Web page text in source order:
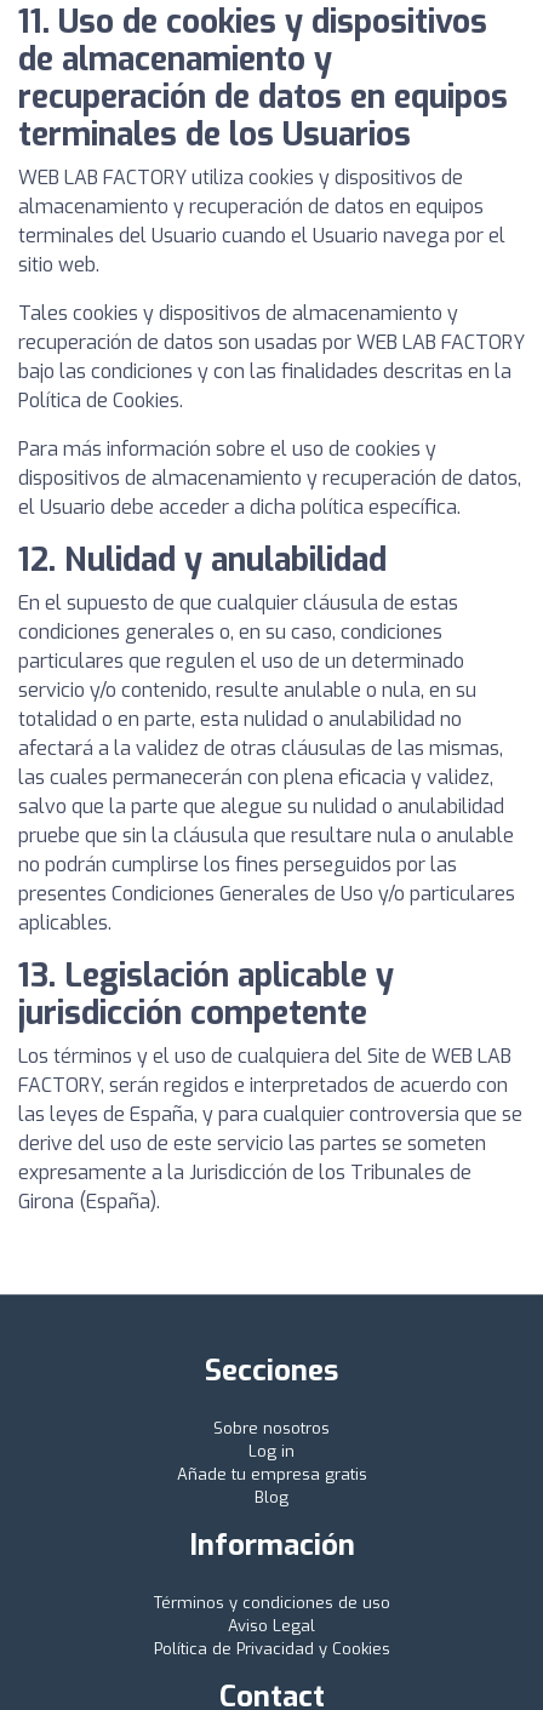
11. Uso de cookies y dispositivos
de almacenamiento y
recuperación de datos en equipos
terminales de los Usuarios
WEB LAB FACTORY utiliza cookies y dispositivos de
almacenamiento y recuperación de datos en equipos
terminales del Usuario cuando el Usuario navega por el
sitio web.
Tales cookies y dispositivos de almacenamiento y
recuperación de datos son usadas por WEB LAB FACTORY
bajo las condiciones y con las finalidades descritas en la
Política de Cookies.
Para más información sobre el uso de cookies y
dispositivos de almacenamiento y recuperación de datos,
el Usuario debe acceder a dicha política específica.
12. Nulidad y anulabilidad
En el supuesto de que cualquier cláusula de estas
condiciones generales o, en su caso, condiciones
particulares que regulen el uso de un determinado
servicio y/o contenido, resulte anulable o nula, en su
totalidad o en parte, esta nulidad o anulabilidad no
afectará a la validez de otras cláusulas de las mismas,
las cuales permanecerán con plena eficacia y validez,
salvo que la parte que alegue su nulidad o anulabilidad
pruebe que sin la cláusula que resultare nula o anulable
no podrán cumplirse los fines perseguidos por las
presentes Condiciones Generales de Uso y/o particulares
aplicables.
13. Legislación aplicable y
jurisdicción competente
Los términos y el uso de cualquiera del Site de WEB LAB
FACTORY, serán regidos e interpretados de acuerdo con
las leyes de España, y para cualquier controversia que se
derive del uso de este servicio las partes se someten
expresamente a la Jurisdicción de los Tribunales de
Girona (España).
Secciones
Sobre nosotros
Log in
Añade tu empresa gratis
Blog
Información
Términos y condiciones de uso
Aviso Legal
Política de Privacidad y Cookies
Contact